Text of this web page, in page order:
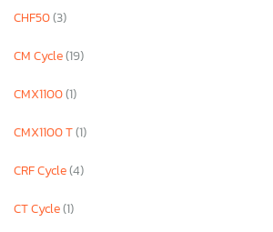
CHF50(3)
CM Cycle(19)
CMX1100(1)
CMX1100 T(1)
CRF Cycle(4)
CT Cycle(1)